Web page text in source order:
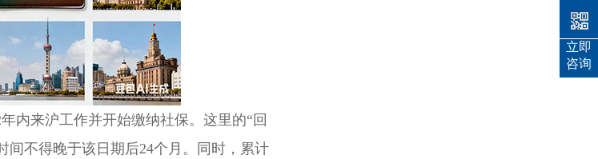
来沪工作并开始缴纳社保。这里的“回
间不得晚于该日期后24个月。同时，累计
立即
咨询